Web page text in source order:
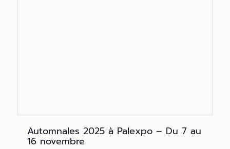
Automnales 2025 à Palexpo – Du 7 au
16 novembre